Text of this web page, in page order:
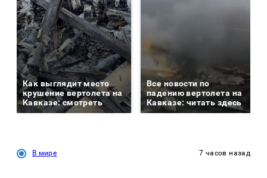
Как выглядит место
крушение вертолета на
Кавказе: смотреть
Все новости по
падению вертолета на
Кавказе: читать здесь
В мире 7 часов назад